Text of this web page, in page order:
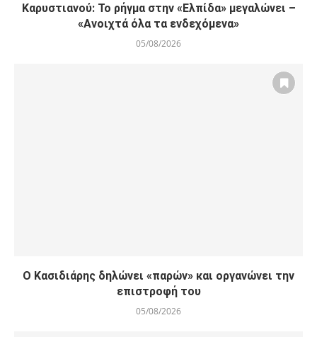
Καρυστιανού: Το ρήγμα στην «Ελπίδα» μεγαλώνει –
«Ανοιχτά όλα τα ενδεχόμενα»
05/08/2026
Ο Κασιδιάρης δηλώνει «παρών» και οργανώνει την
επιστροφή του
05/08/2026